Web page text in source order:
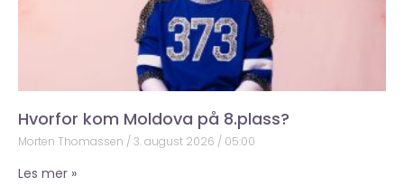
Hvorfor kom Moldova på 8.plass?
Morten Thomassen 3. august 2026 05:00
Les mer »